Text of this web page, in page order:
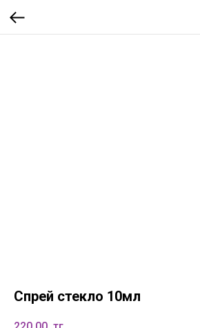
Спрей стекло 10мл